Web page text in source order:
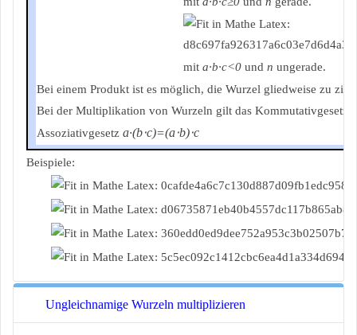
mit a∙b∙c<0 und n ungerade.
Bei einem Produkt ist es möglich, die Wurzel gliedweise zu
Bei der Multiplikation von Wurzeln gilt das Kommutativgesetz
Assoziativgesetz a∙(b⋅c)=(a⋅b)⋅c
Beispiele:
Ungleichnamige Wurzeln multiplizieren